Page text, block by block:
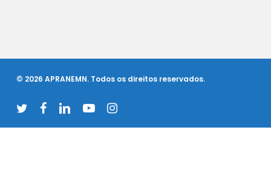
© 2026 APRANEMN. Todos os direitos reservados.
twitterfacebooklinkedinyoutubeinstagram